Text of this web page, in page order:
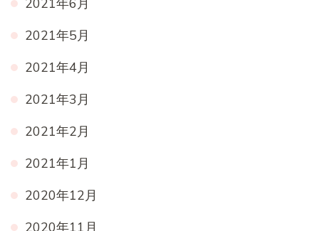
2021年6月
2021年5月
2021年4月
2021年3月
2021年2月
2021年1月
2020年12月
2020年11月